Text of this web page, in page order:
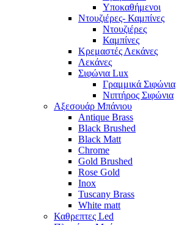
Υποκαθήμενοι
Ντουζιέρες- Καμπίνες
Ντουζιέρες
Καμπίνες
Κρεμαστές Λεκάνες
Λεκάνες
Σιφώνια Lux
Γραμμικά Σιφώνια
Νιπτήρος Σιφώνια
Αξεσουάρ Μπάνιου
Antique Brass
Black Brushed
Black Matt
Chrome
Gold Brushed
Rose Gold
Inox
Tuscany Brass
White matt
Καθρεπτες Led